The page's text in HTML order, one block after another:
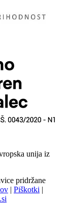
unija iz
pridržane
| Piškotki |